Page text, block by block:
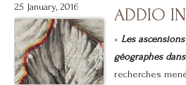
25 January, 2016 ADDIO
« Les
géographes
recherches